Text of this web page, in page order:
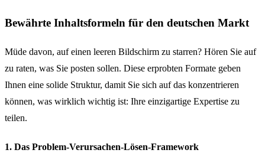
Bewährte Inhaltsformeln für den deutschen Markt
Müde davon, auf einen leeren Bildschirm zu starren? Hören Sie auf
zu raten, was Sie posten sollen. Diese erprobten Formate geben
Ihnen eine solide Struktur, damit Sie sich auf das konzentrieren
können, was wirklich wichtig ist: Ihre einzigartige Expertise zu
teilen.
1. Das Problem-Verursachen-Lösen-Framework